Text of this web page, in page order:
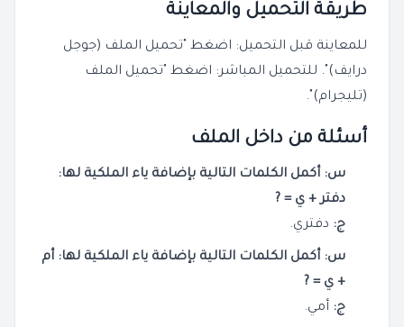
طريقة التحميل والمعاينة
للمعاينة قبل التحميل: اضغط "تحميل الملف (جوجل
درايف)". للتحميل المباشر: اضغط "تحميل الملف
(تليجرام)".
أسئلة من داخل الملف
س: أكمل الكلمات التالية بإضافة ياء الملكية لها:
دفتر + ي = ?
ج: دفتري.
س: أكمل الكلمات التالية بإضافة ياء الملكية لها: أم
+ ي = ?
ج: أمي.